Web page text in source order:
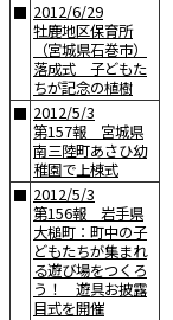
■ 2012/6/29
牡鹿地区保育所
（宮城県石巻市）
落成式 子どもた
ちが記念の植樹
■ 2012/5/3
第157報 宮城県
南三陸町あさひ幼
稚園で上棟式
■ 2012/5/3
第156報 岩手県
大槌町：町中の子
どもたちが集まれ
る遊び場をつくろ
う！ 遊具お披露
目式を開催